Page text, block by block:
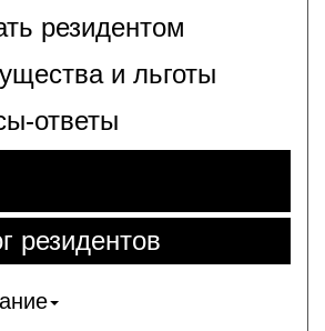
резидентом
и льготы
ответы
резидентов